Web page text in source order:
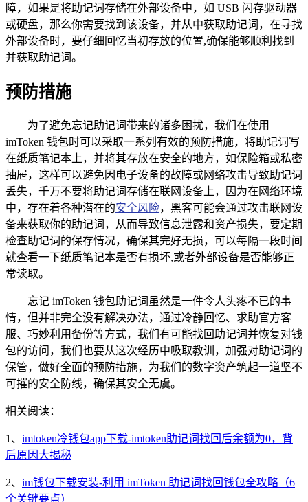
障，如果是将助记词存储在外部设备中，如 USB 闪存驱动器
或硬盘，那么你需要找到该设备，并从中获取助记词，在寻找
外部设备时，要仔细回忆当初存放的位置,确保能够顺利找到
并获取助记词。
预防措施
为了避免忘记助记词带来的诸多困扰，我们在使用
imToken 钱包时可以采取一系列有效的预防措施，将助记词写
在纸质笔记本上，并将其存放在安全的地方，如保险箱或私密
抽屉，这样可以避免因电子设备的故障或网络攻击导致助记词
丢失，千万不要将助记词存储在联网设备上，因为在网络环境
中，存在着各种潜在的安全风险，黑客可能会通过攻击联网设
备来获取你的助记词，从而导致信息泄露和资产损失，要定期
检查助记词的保存情况，确保其完好无损，可以每隔一段时间
就查看一下纸质笔记本是否有损坏,或者外部设备是否能够正
常读取。
忘记 imToken 钱包助记词虽然是一件令人头疼不已的事
情，但并非完全没有解决办法，通过冷静回忆、求助官方客
服、巧妙利用备份等方式，我们有可能找回助记词并恢复对钱
包的访问，我们也要从这次经历中吸取教训，加强对助记词的
保管，做好全面的预防措施，为我们的数字资产筑起一道坚不
可摧的安全防线，确保其安全无虞。
相关阅读：
1、 imtoken冷钱包app下载-imtoken助记词找回后余额为0，背
后原因大揭秘
2、 im钱包下载安装-利用 imToken 助记词找回钱包全攻略（6
个关键要点）